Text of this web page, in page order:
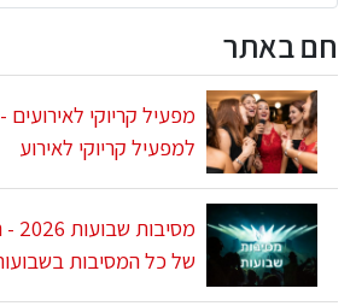
חם באתר
למפעיל קריוקי לאירוע
של כל המסיבות